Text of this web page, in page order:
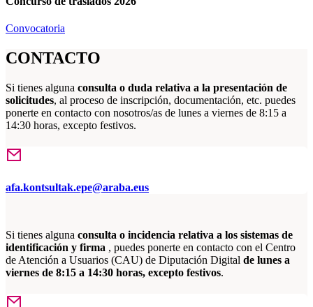
Convocatoria
CONTACTO
Si tienes alguna consulta o duda relativa a la presentación de
solicitudes, al proceso de inscripción, documentación, etc. puedes
ponerte en contacto con nosotros/as de lunes a viernes de 8:15 a
14:30 horas, excepto festivos.
afa.kontsultak.epe@araba.eus
Si tienes alguna consulta o incidencia relativa a los sistemas de
identificación y firma , puedes ponerte en contacto con el Centro
de Atención a Usuarios (CAU) de Diputación Digital de lunes a
viernes de 8:15 a 14:30 horas, excepto festivos.